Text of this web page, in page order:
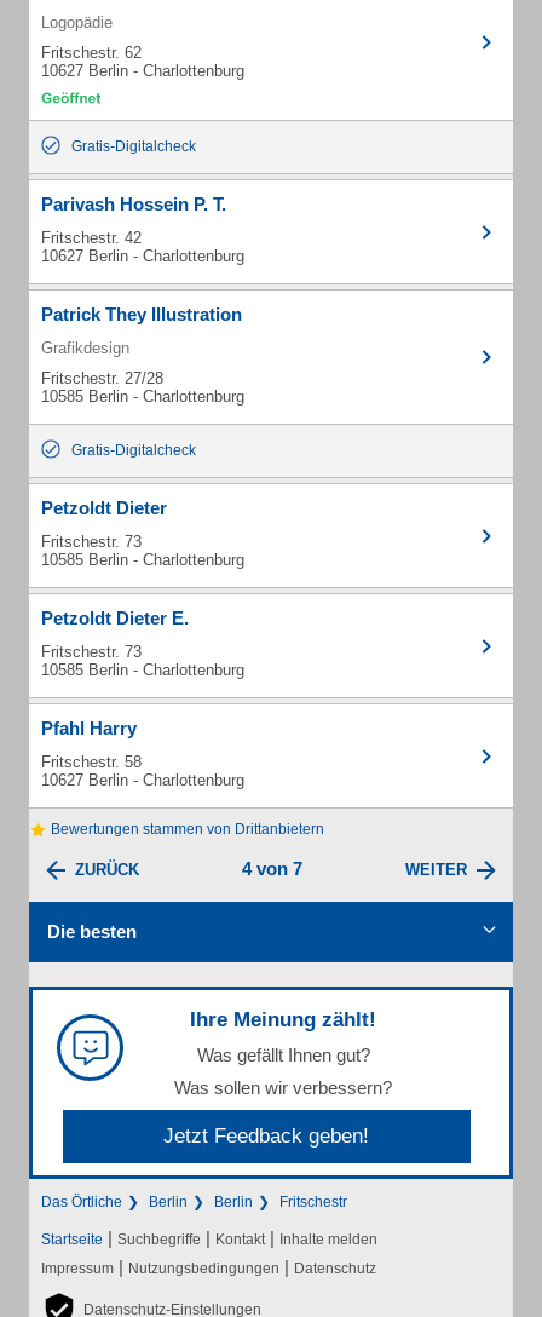
Logopädie
Fritschestr. 62
10627 Berlin - Charlottenburg
Gratis-Digitalcheck
Parivash Hossein P. T.
Fritschestr. 42
10627 Berlin - Charlottenburg
Patrick They Illustration
Grafikdesign
Fritschestr. 27/28
10585 Berlin - Charlottenburg
Gratis-Digitalcheck
Petzoldt Dieter
Fritschestr. 73
10585 Berlin - Charlottenburg
Petzoldt Dieter E.
Fritschestr. 73
10585 Berlin - Charlottenburg
Pfahl Harry
Fritschestr. 58
10627 Berlin - Charlottenburg
Bewertungen stammen von Drittanbietern
ZURÜCK 4 von 7 WEITER
Die besten
Ihre Meinung zählt!
Was gefällt Ihnen gut?
Was sollen wir verbessern?
Jetzt Feedback geben!
Das Örtliche Berlin Berlin Fritschestr
Startseite | Suchbegriffe | Kontakt | Inhalte melden
Impressum | Nutzungsbedingungen | Datenschutz
Datenschutz-Einstellungen